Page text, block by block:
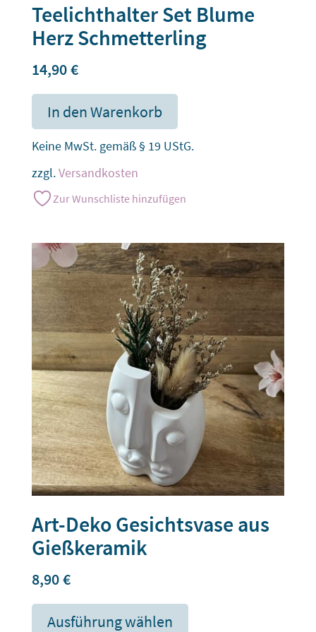
Teelichthalter Set Blume
Herz Schmetterling
14,90€
In den Warenkorb
Keine MwSt. gemäß § 19 UStG.
zzgl.Versandkosten
Zur Wunschliste hinzufügen
Art-Deko Gesichtsvase aus
Gießkeramik
8,90€
Ausführung wählen